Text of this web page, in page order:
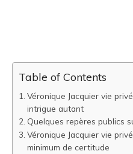
Table of Contents
Véronique Jacquier vie
intrigue autant
Quelques repères publics
Véronique Jacquier vie
minimum de certitude